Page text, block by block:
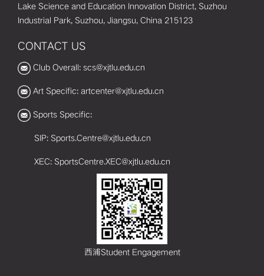
Lake Science and Education Innovation District, Suzhou
Industrial Park, Suzhou, Jiangsu, China 215123
CONTACT US
Club Overall: scs@xjtlu.edu.cn
Art Specific: artcenter@xjtlu.edu.cn
Sports Specific:
SIP: Sports.Centre@xjtlu.edu.cn
XEC: SportsCentre.XEC@xjtlu.edu.cn
西浦Student Engagement